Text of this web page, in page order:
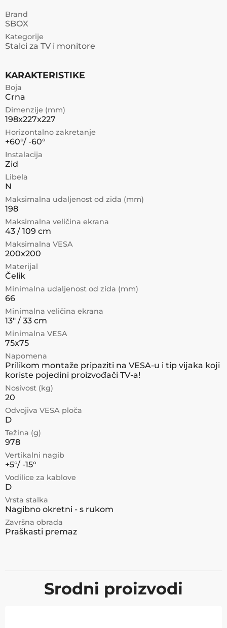
Brand
SBOX
Kategorije
Stalci za TV i monitore
KARAKTERISTIKE
Boja
Crna
Dimenzije (mm)
198x227x227
Horizontalno zakretanje
+60°/ -60°
Instalacija
Zid
Libela
N
Maksimalna udaljenost od zida (mm)
198
Maksimalna veličina ekrana
43 / 109 cm
Maksimalna VESA
200x200
Materijal
Čelik
Minimalna udaljenost od zida (mm)
66
Minimalna veličina ekrana
13" / 33 cm
Minimalna VESA
75x75
Napomena
Prilikom montaže pripaziti na VESA-u i tip vijaka koji
koriste pojedini proizvođači TV-a!
Nosivost (kg)
20
Odvojiva VESA ploča
D
Težina (g)
978
Vertikalni nagib
+5°/ -15°
Vodilice za kablove
D
Vrsta stalka
Nagibno okretni - s rukom
Završna obrada
Praškasti premaz
Srodni proizvodi